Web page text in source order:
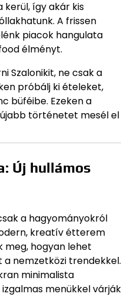
kerül, így akár kis
A frissen
piacok hangulata
élményt.
Szalonikit, ne csak a
próbálj ki ételeket,
büféibe. Ezeken a
történetet mesél el
Új hullámos
a hagyományokról
kreatív étterem
meg, hogyan lehet
nemzetközi trendekkel.
minimalista
menükkel várják